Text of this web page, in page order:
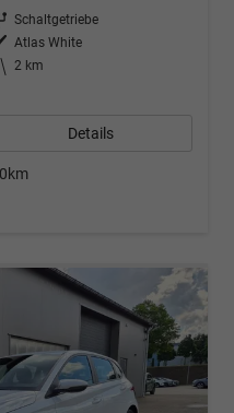
Getriebe Schaltgetriebe
Atlas White
2 km
Details